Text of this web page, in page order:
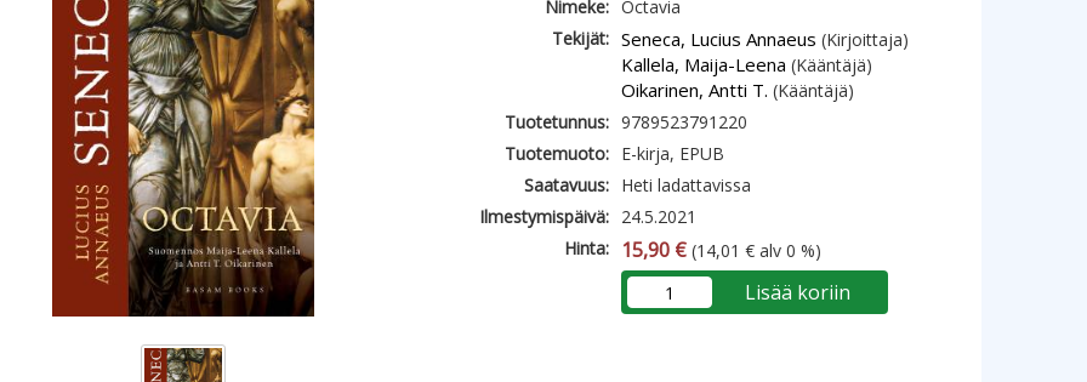
Nimeke: Octavia
Tekijät: Seneca, Lucius Annaeus (Kirjoittaja)
Kallela, Maija-Leena (Kääntäjä)
Oikarinen, Antti T. (Kääntäjä)
Tuotetunnus: 9789523791220
Tuotemuoto: E-kirja, EPUB
Saatavuus: Heti ladattavissa
Ilmestymispäivä: 24.5.2021
Hinta:
15,90 € (14,01 € alv 0 %)
Lisää koriin